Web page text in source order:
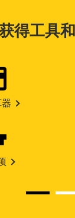
得工具